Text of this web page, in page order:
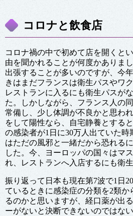
コロナと飲食店
コロナ禍の中で初めて店を開くと
由を聞かれることが何度かありま
出張することが多いのですが、今
きはまだフランスは衛生パスやワ
レストランに入るにも衛生パスが
た。しかしながら、フランス人の
常備し、少し体調が不良かと思わ
をして陽性なら、自宅静養とする
の感染者が1日に30万人出ていた時
はただの風邪と一緒だから恐れる
した。今、ヨーロッパの国々はマ
れ、レストランへ入店するにも衛
振り返って日本も現在第7波で1日
ているときに感染症の分類を2類か
るのかと思いますが、経口薬が出
ーがないと決断できないのではな